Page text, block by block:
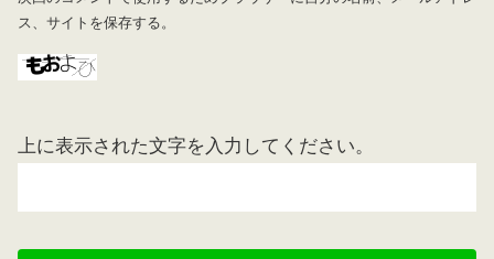
ス、サイトを保存する。
上に表示された文字を入力してください。